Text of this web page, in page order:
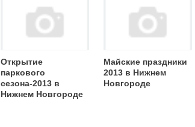
Открытие
паркового
сезона-2013 в
Нижнем Новгороде
Майские праздники
2013 в Нижнем
Новгороде